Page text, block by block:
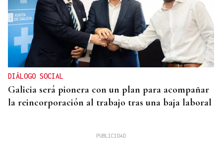
DIÁLOGO SOCIAL
Galicia será pionera con un plan para acompañar
la reincorporación al trabajo tras una baja laboral